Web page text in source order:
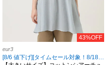
43%OFF
eur3